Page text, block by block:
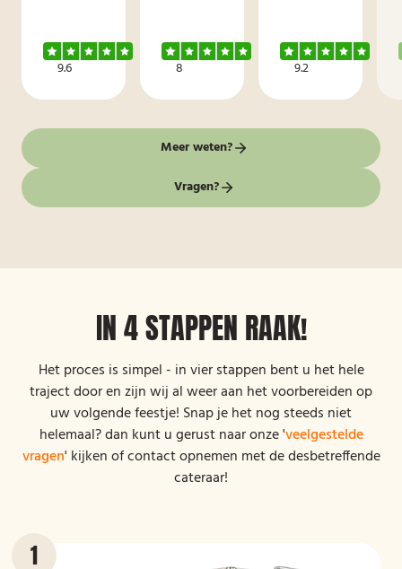
9.6 8 9.2
Meer weten?
Vragen?
IN 4 STAPPEN RAAK!
Het proces is simpel - in vier stappen bent u het hele
traject door en zijn wij al weer aan het voorbereiden op
uw volgende feestje! Snap je het nog steeds niet
helemaal? dan kunt u gerust naar onze 'veelgestelde
vragen' kijken of contact opnemen met de desbetreffende
cateraar!